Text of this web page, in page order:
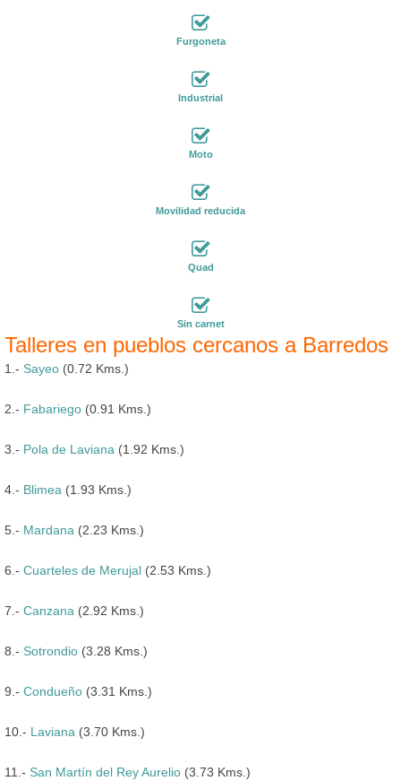
Furgoneta
Industrial
Moto
Movilidad reducida
Quad
Sin carnet
Talleres en pueblos cercanos a Barredos
1.- Sayeo (0.72 Kms.)
2.- Fabariego (0.91 Kms.)
3.- Pola de Laviana (1.92 Kms.)
4.- Blimea (1.93 Kms.)
5.- Mardana (2.23 Kms.)
6.- Cuarteles de Merujal (2.53 Kms.)
7.- Canzana (2.92 Kms.)
8.- Sotrondio (3.28 Kms.)
9.- Condueño (3.31 Kms.)
10.- Laviana (3.70 Kms.)
11.- San Martín del Rey Aurelio (3.73 Kms.)